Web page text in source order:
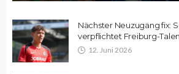
Nächster Neuzugang fix:
verpflichtet Freiburg-
12. Juni 2026